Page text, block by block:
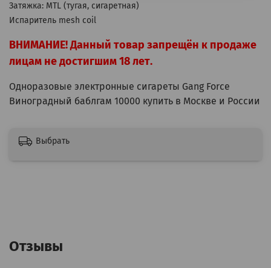
Затяжка: MTL (тугая, сигаретная)
Испаритель mesh coil
ВНИМАНИЕ! Данный товар запрещён к продаже
лицам не достигшим 18 лет.
Одноразовые электронные сигареты Gang Force
Виноградный баблгам 10000 купить в Москве и России
Выбрать
Отзывы